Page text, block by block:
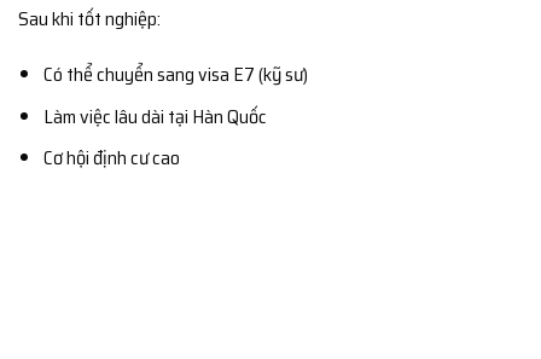
Sau khi tốt nghiệp:
Có thể chuyển sang visa E7 (kỹ sư)
Làm việc lâu dài tại Hàn Quốc
Cơ hội định cư cao